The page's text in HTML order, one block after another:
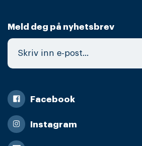
Meld deg på nyhetsbrev
Facebook
Instagram